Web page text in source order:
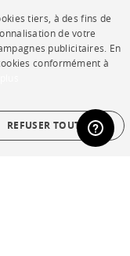
FRENCH
ENGLISH
SPANISH
tiers, à des fins de
de votre
publicitaires. En
conformément à
REFUSER TOUT